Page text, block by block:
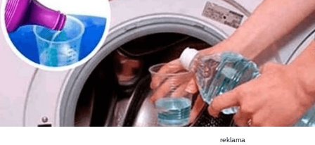
reklama